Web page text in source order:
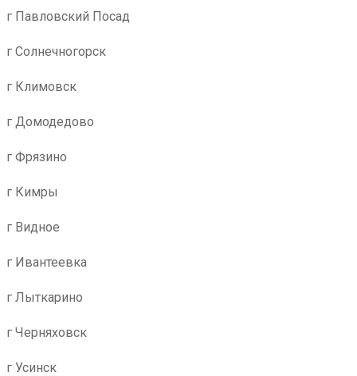
г Павловский Посад
г Солнечногорск
г Климовск
г Домодедово
г Фрязино
г Кимры
г Видное
г Ивантеевка
г Лыткарино
г Черняховск
г Усинск